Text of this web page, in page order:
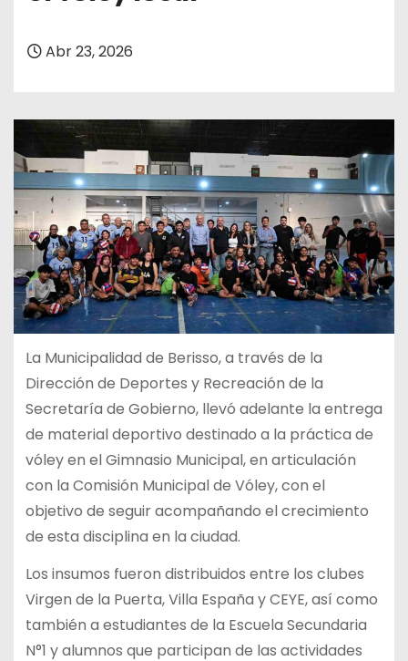
Abr 23, 2026
La Municipalidad de Berisso, a través de la
Dirección de Deportes y Recreación de la
Secretaría de Gobierno, llevó adelante la entrega
de material deportivo destinado a la práctica de
vóley en el Gimnasio Municipal, en articulación
con la Comisión Municipal de Vóley, con el
objetivo de seguir acompañando el crecimiento
de esta disciplina en la ciudad.
Los insumos fueron distribuidos entre los clubes
Virgen de la Puerta, Villa España y CEYE, así como
también a estudiantes de la Escuela Secundaria
N°1 y alumnos que participan de las actividades